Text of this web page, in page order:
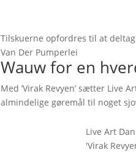
Tilskuerne opfordres til at
Van Der Pumperlei
Wauw for en
Med ’Virak Revyen’ sætter
almindelige gøremål til noget
Live Art
'Virak